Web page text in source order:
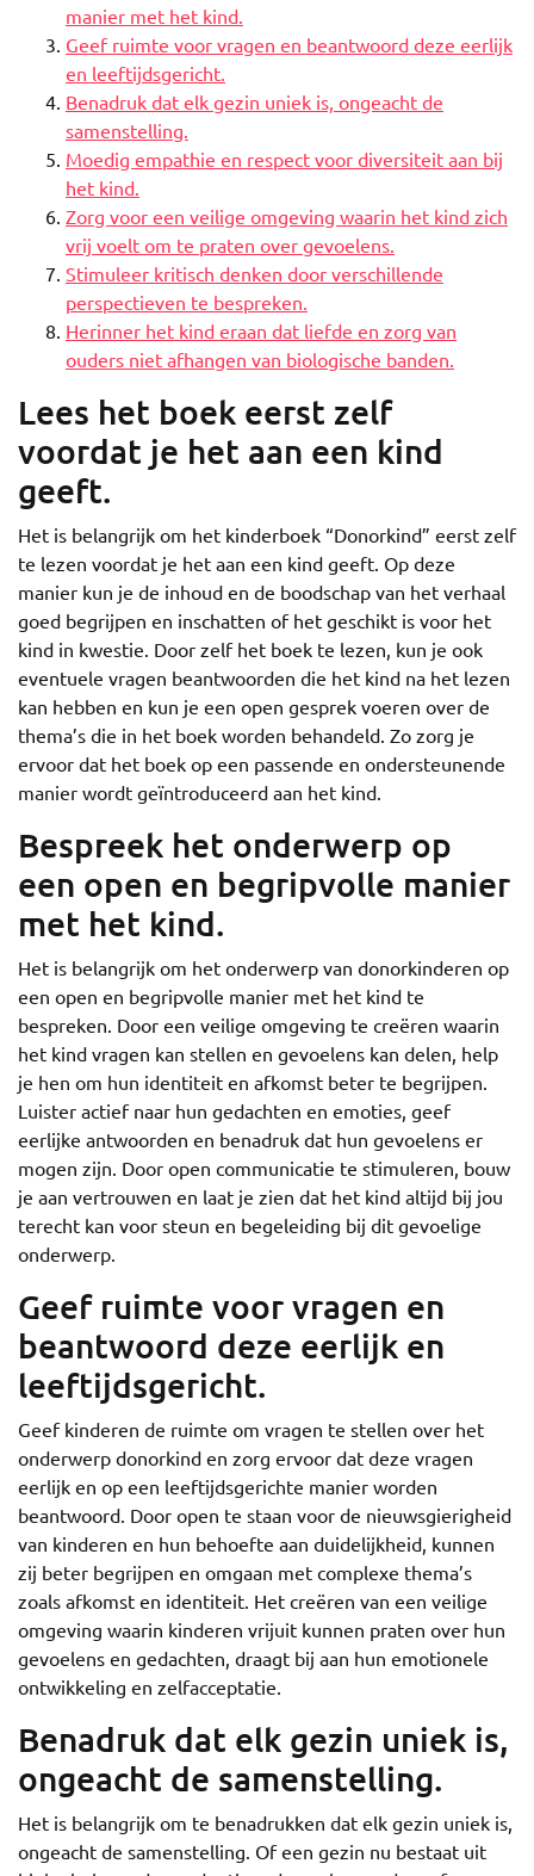
manier met het kind.
Geef ruimte voor vragen en beantwoord deze eerlijk
en leeftijdsgericht.
Benadruk dat elk gezin uniek is, ongeacht de
samenstelling.
Moedig empathie en respect voor diversiteit aan bij
het kind.
Zorg voor een veilige omgeving waarin het kind zich
vrij voelt om te praten over gevoelens.
Stimuleer kritisch denken door verschillende
perspectieven te bespreken.
Herinner het kind eraan dat liefde en zorg van
ouders niet afhangen van biologische banden.
Lees het boek eerst zelf
voordat je het aan een kind
geeft.
Het is belangrijk om het kinderboek “Donorkind” eerst zelf
te lezen voordat je het aan een kind geeft. Op deze
manier kun je de inhoud en de boodschap van het verhaal
goed begrijpen en inschatten of het geschikt is voor het
kind in kwestie. Door zelf het boek te lezen, kun je ook
eventuele vragen beantwoorden die het kind na het lezen
kan hebben en kun je een open gesprek voeren over de
thema’s die in het boek worden behandeld. Zo zorg je
ervoor dat het boek op een passende en ondersteunende
manier wordt geïntroduceerd aan het kind.
Bespreek het onderwerp op
een open en begripvolle manier
met het kind.
Het is belangrijk om het onderwerp van donorkinderen op
een open en begripvolle manier met het kind te
bespreken. Door een veilige omgeving te creëren waarin
het kind vragen kan stellen en gevoelens kan delen, help
je hen om hun identiteit en afkomst beter te begrijpen.
Luister actief naar hun gedachten en emoties, geef
eerlijke antwoorden en benadruk dat hun gevoelens er
mogen zijn. Door open communicatie te stimuleren, bouw
je aan vertrouwen en laat je zien dat het kind altijd bij jou
terecht kan voor steun en begeleiding bij dit gevoelige
onderwerp.
Geef ruimte voor vragen en
beantwoord deze eerlijk en
leeftijdsgericht.
Geef kinderen de ruimte om vragen te stellen over het
onderwerp donorkind en zorg ervoor dat deze vragen
eerlijk en op een leeftijdsgerichte manier worden
beantwoord. Door open te staan voor de nieuwsgierigheid
van kinderen en hun behoefte aan duidelijkheid, kunnen
zij beter begrijpen en omgaan met complexe thema’s
zoals afkomst en identiteit. Het creëren van een veilige
omgeving waarin kinderen vrijuit kunnen praten over hun
gevoelens en gedachten, draagt bij aan hun emotionele
ontwikkeling en zelfacceptatie.
Benadruk dat elk gezin uniek is,
ongeacht de samenstelling.
Het is belangrijk om te benadrukken dat elk gezin uniek is,
ongeacht de samenstelling. Of een gezin nu bestaat uit